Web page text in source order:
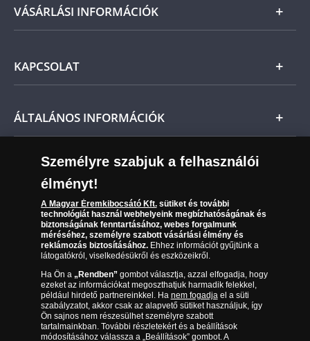
Arany
Magyar
VÁSÁRLÁSI INFORMÁCIÓK
Kézbesítés
Reklamáció
Visszaküldés
Elállási űrlap
KAPCSOLAT
Ügyfélszolgálat
Leiratkozás a hírlevélről
Karrier
ÁLTALÁNOS INFORMÁCIÓK
Sütik (cookies) használata
Süti (cookies)Beállítások
Társaságunkról
Az érmék és érmek ára és értéke
Gyakran ismételt kérdések
Adatkezelés
06 80 888 889
(díjmentesen hívható hétfőtől csütörtökig 9.00 és 17.00
óra között, péntekenként 9.00 és 15.00 óra között)
Személyre szabjuk a felhasználói
élményt!
A Magyar Éremkibocsátó Kft.sütiket és további
technológiát használ webhelyeink megbízhatóságának és
biztonságának fenntartásához, webes forgalmunk
méréséhez, személyre szabott vásárlási élmény és
reklámozás biztosításához.Ehhez információt gyűjtünk a
látogatókról, viselkedésükről és eszközeikről.
Ha Ön a „Rendben”gombot választja, azzal elfogadja, hogy
ezeket az információkat megoszthatjuk harmadik felekkel,
például hirdető partnereinkkel. Ha nem fogadjael a süti
szabályzatot, akkor csak az alapvető sütiket használjuk, így
Ön sajnos nem részesülhet személyre szabott
tartalmainkban. További részletekért és a beállítások
módosításához válassza a „Beállítások” gombot. A